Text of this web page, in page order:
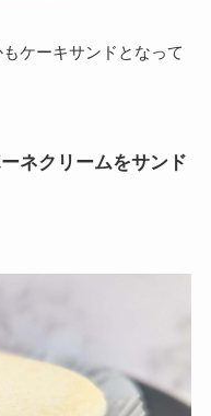
ケーキサンドとなって
ネクリームをサンド